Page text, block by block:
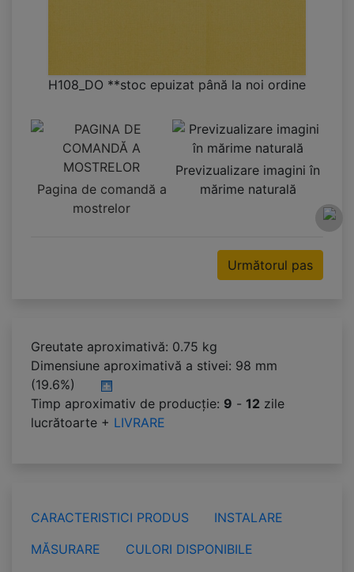
H108_DO **stoc epuizat până la noi ordine
Pagina de comandă a
mostrelor
Previzualizare imagini în
mărime naturală
Următorul pas
Greutate aproximativă: 0.75 kg
Dimensiune aproximativă a stivei: 98 mm
(19.6%)
Timp aproximativ de producție: 9 - 12 zile
lucrătoarte + LIVRARE
CARACTERISTICI PRODUS
INSTALARE
MĂSURARE
CULORI DISPONIBILE